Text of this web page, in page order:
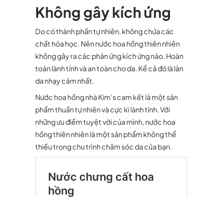
Không gây kích ứng
Do có thành phần tự nhiên, không chứa các
chất hóa học. Nên nước hoa hồng thiên nhiên
không gây ra các phản ứng kích ứng nào. Hoàn
toàn lành tính và an toàn cho da. Kể cả đó là làn
da nhạy cảm nhất.
Nước hoa hồng nhà Kim’s cam kết là một sản
phẩm thuần tự nhiên và cực kì lành tính. Với
những ưu điểm tuyệt vời của mình, nước hoa
hồng thiên nhiên là một sản phẩm không thể
thiếu trong chu trình chăm sóc da của bạn.